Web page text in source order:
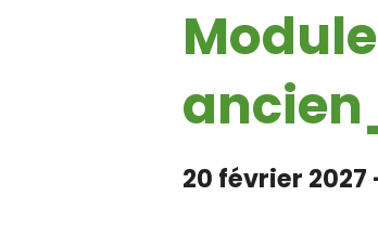
20 février 2027